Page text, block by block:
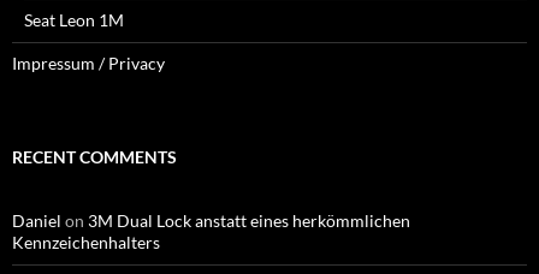
Seat Leon 1M
Impressum / Privacy
RECENT COMMENTS
Daniel on 3M Dual Lock anstatt eines herkömmlichen
Kennzeichenhalters